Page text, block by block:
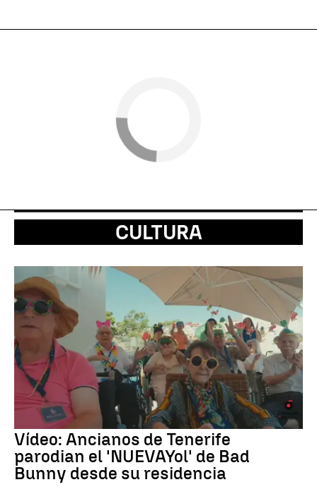
CULTURA
Vídeo: Ancianos de Tenerife
parodian el 'NUEVAYol' de Bad
Bunny desde su residencia